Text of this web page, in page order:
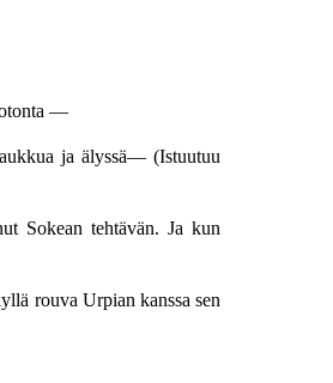
—
ja älyssä— (Istuutuu
Sokean tehtävän. Ja kun
rouva Urpian kanssa sen